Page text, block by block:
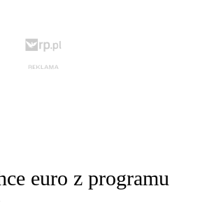
euro z programu